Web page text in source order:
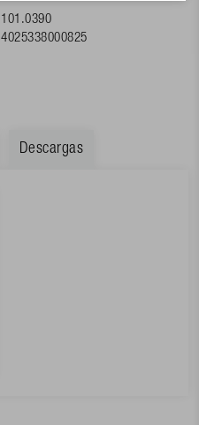
101.0390
4025338000825
Descargas